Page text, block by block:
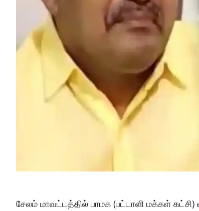
சேலம் மாவட்டத்தில் பாமக (பட்டாளி மக்கள்